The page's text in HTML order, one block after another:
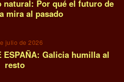
natural: Por qué el futuro de
mira al pasado
julio de 2026
ESPAÑA: Galicia humilla al
resto